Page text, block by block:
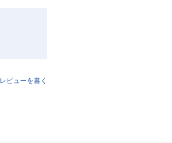
レビューを書く